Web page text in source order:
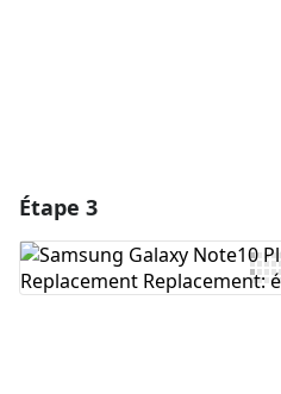
Étape 3